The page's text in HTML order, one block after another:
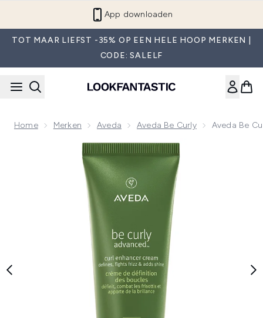
App downloaden
TOT MAAR LIEFST -35% OP EEN HELE HOOP MERKEN |
CODE: SALELF
Home Merken Aveda Aveda Be Curly Aveda Be
Now showing image 1 Aveda Be Curly Advanced